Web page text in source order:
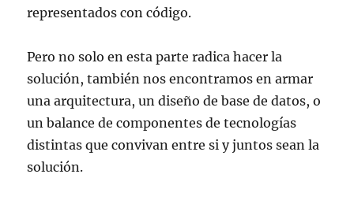
representados con código.
Pero no solo en esta parte radica hacer la
solución, también nos encontramos en armar
una arquitectura, un diseño de base de datos, o
un balance de componentes de tecnologías
distintas que convivan entre si y juntos sean la
solución.